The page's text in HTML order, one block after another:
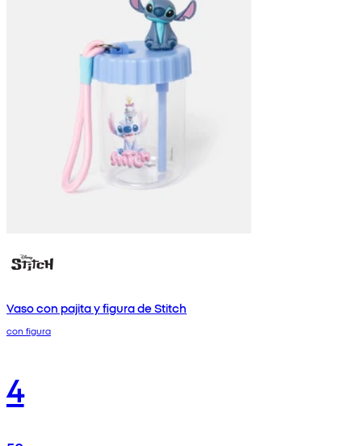
Vaso con pajita y figura de Stitch
con figura
4